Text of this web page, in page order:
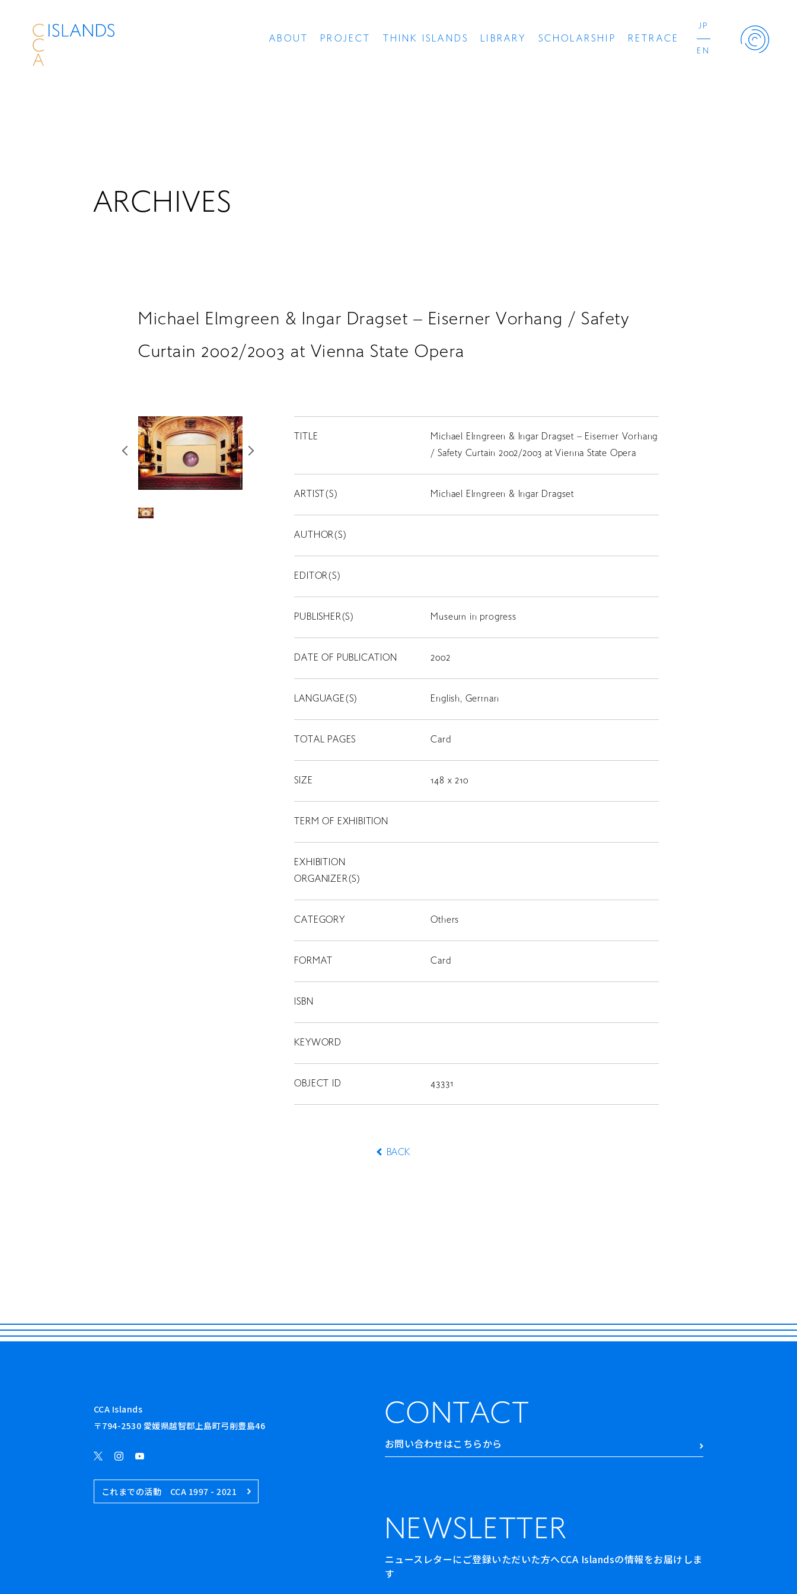
ABOUT PROJECT THINK ISLANDS LIBRARY SCHOLARSHIP RETRACE
JP
EN
THINK ISLANDS
LIBRARY
RETRACE
コンサート
JP
ARCHIVES
Michael Elmgreen & Ingar Dragset – Eiserner Vorhang / Safety
Curtain 2002/2003 at Vienna State Opera
TITLE
Michael Elmgreen & Ingar Dragset – Eiserner Vorhang
/ Safety Curtain 2002/2003 at Vienna State Opera
ARTIST(S) Michael Elmgreen & Ingar Dragset
AUTHOR(S)
EDITOR(S)
PUBLISHER(S) Museum in progress
DATE OF PUBLICATION 2002
LANGUAGE(S) English, German
TOTAL PAGES Card
SIZE 148 x 210
TERM OF EXHIBITION
EXHIBITION
ORGANIZER(S)
CATEGORY Others
FORMAT Card
ISBN
KEYWORD
OBJECT ID 43331
BACK
CONTACT
お問い合わせはこちらから
NEWSLETTER
ニュースレターにご登録いただいた方へCCA Islandsの情報をお届けしま
す
CCA Islands
〒794-2530 愛媛県越智郡上島町弓削豊島46
これまでの活動 CCA 1997 - 2021